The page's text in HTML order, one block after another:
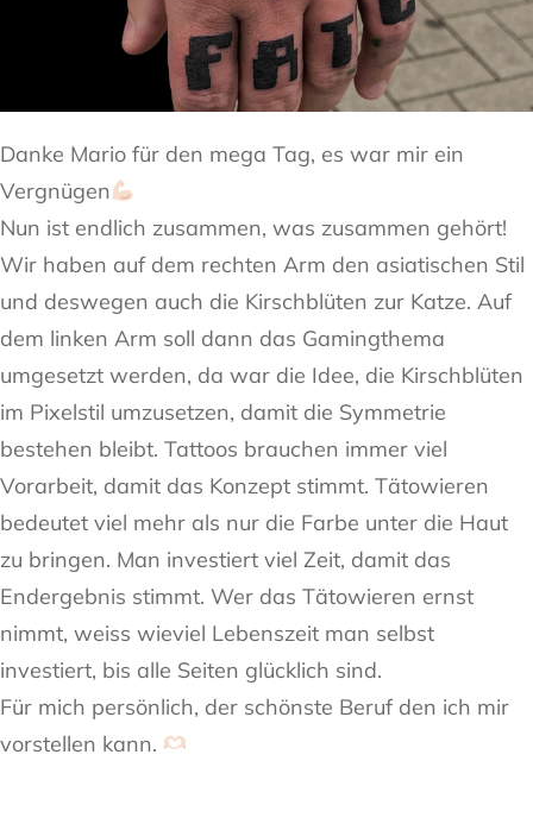
Danke Mario für den mega Tag, es war mir ein
Vergnügen
Nun ist endlich zusammen, was zusammen gehört!
Wir haben auf dem rechten Arm den asiatischen Stil
und deswegen auch die Kirschblüten zur Katze. Auf
dem linken Arm soll dann das Gamingthema
umgesetzt werden, da war die Idee, die Kirschblüten
im Pixelstil umzusetzen, damit die Symmetrie
bestehen bleibt. Tattoos brauchen immer viel
Vorarbeit, damit das Konzept stimmt. Tätowieren
bedeutet viel mehr als nur die Farbe unter die Haut
zu bringen. Man investiert viel Zeit, damit das
Endergebnis stimmt. Wer das Tätowieren ernst
nimmt, weiss wieviel Lebenszeit man selbst
investiert, bis alle Seiten glücklich sind.
Für mich persönlich, der schönste Beruf den ich mir
vorstellen kann.